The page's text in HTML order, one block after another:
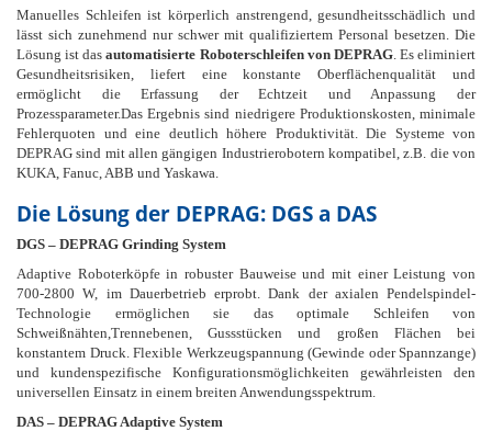
Manuelles Schleifen ist körperlich anstrengend, gesundheitsschädlich und
lässt sich zunehmend nur schwer mit qualifiziertem Personal besetzen. Die
Lösung ist dasautomatisierte Roboterschleifen von DEPRAG. Es eliminiert
Gesundheitsrisiken, liefert eine konstante Oberflächenqualität und
ermöglicht die Erfassung der Echtzeit und Anpassung der
Prozessparameter.Das Ergebnis sind niedrigere Produktionskosten, minimale
Fehlerquoten und eine deutlich höhere Produktivität. Die Systeme von
DEPRAG sind mit allen gängigen Industrierobotern kompatibel, z.B. die von
KUKA, Fanuc, ABB und Yaskawa.
Die Lösung der DEPRAG: DGS a DAS
DGS – DEPRAG Grinding System
Adaptive Roboterköpfe in robuster Bauweise und mit einer Leistung von
700-2800 W, im Dauerbetrieb erprobt. Dank der axialen Pendelspindel-
Technologie ermöglichen sie das optimale Schleifen von
Schweißnähten,Trennebenen, Gussstücken und großen Flächen bei
konstantem Druck. Flexible Werkzeugspannung (Gewinde oder Spannzange)
und kundenspezifische Konfigurationsmöglichkeiten gewährleisten den
universellen Einsatz in einem breiten Anwendungsspektrum.
DAS – DEPRAG Adaptive System